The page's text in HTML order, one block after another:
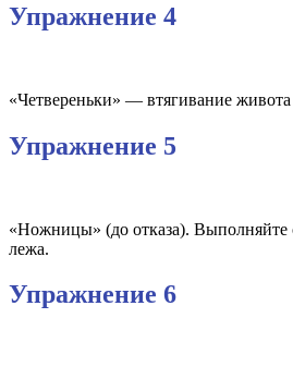
Упражнение 4
«Четвереньки» — втягивание
Упражнение 5
«Ножницы» (до отказа). Выполняйте
лежа.
Упражнение 6